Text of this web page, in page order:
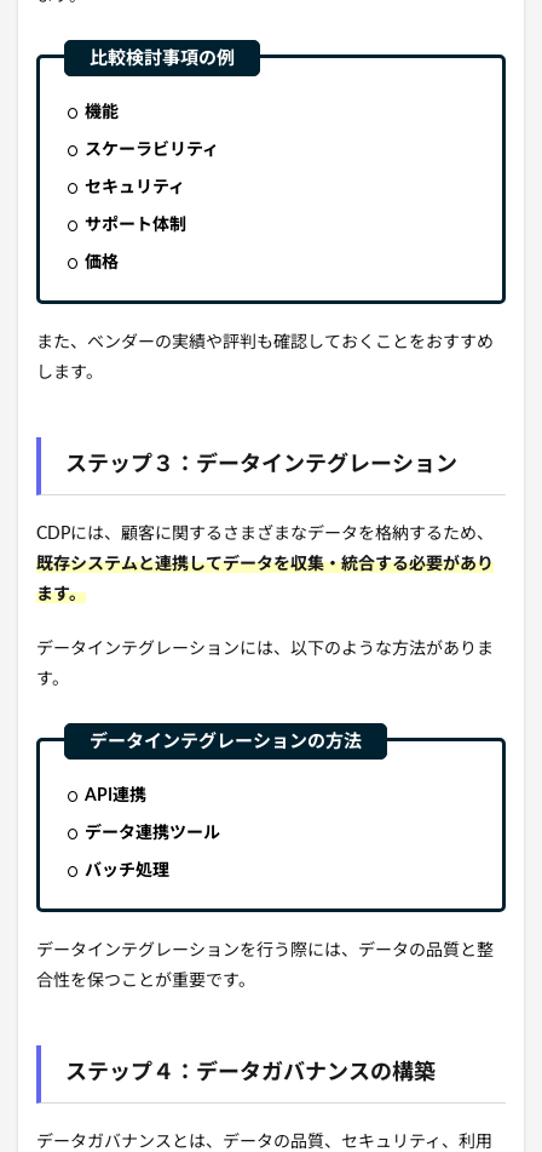
機能
スケーラビリティ
セキュリティ
サポート体制
価格
また、 ベンダーの実績や評判も確認しておくことをおすすめ
します。
ステップ３：データインテグレーション
CDPには、 顧客に関するさまざまなデータを格納するため、
既存システムと連携してデータを収集・統合する必要があり
ます。
データインテグレーションには、 以下のような方法がありま
す。
API連携
データ連携ツール
バッチ処理
データインテグレーションを行う際には、 データの品質と整
合性を保つことが重要です。
ステップ４：データガバナンスの構築
データガバナンスとは、データの品質、セキュリティ、利用